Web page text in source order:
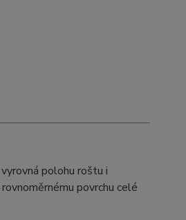
polohu roštu i
povrchu celé